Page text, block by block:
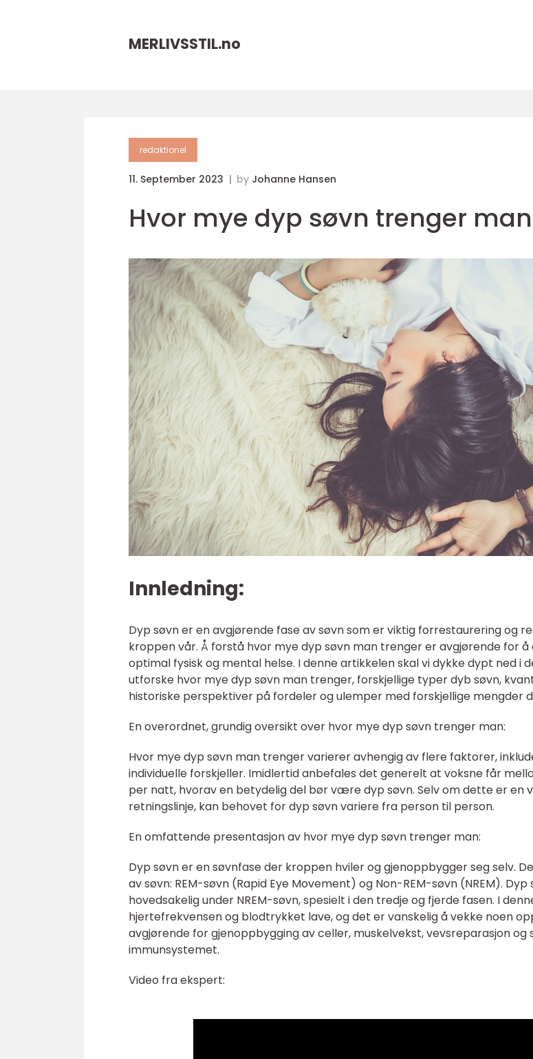
MERLIVSSTIL.no
redaktionel
11. September 2023 by Johanne Hansen
Hvor mye dyp søvn trenger man
Innledning:
Dyp søvn er en avgjørende fase av søvn som er viktig forrestaurering og
kroppen vår. Å forstå hvor mye dyp søvn man trenger er avgjørende for
optimal fysisk og mental helse. I denne artikkelen skal vi dykke dypt ned i
utforske hvor mye dyp søvn man trenger, forskjellige typer dyb søvn,
historiske perspektiver på fordeler og ulemper med forskjellige mengder
En overordnet, grundig oversikt over hvor mye dyp søvn trenger man:
Hvor mye dyp søvn man trenger varierer avhengig av flere faktorer,
individuelle forskjeller. Imidlertid anbefales det generelt at voksne får
per natt, hvorav en betydelig del bør være dyp søvn. Selv om dette er en
retningslinje, kan behovet for dyp søvn variere fra person til person.
En omfattende presentasjon av hvor mye dyp søvn trenger man:
Dyp søvn er en søvnfase der kroppen hviler og gjenoppbygger seg selv.
av søvn: REM-søvn (Rapid Eye Movement) og Non-REM-søvn (NREM).
hovedsakelig under NREM-søvn, spesielt i den tredje og fjerde fasen. I
hjertefrekvensen og blodtrykket lave, og det er vanskelig å vekke noen
avgjørende for gjenoppbygging av celler, muskelvekst, vevsreparasjon og
immunsystemet.
Video fra ekspert: